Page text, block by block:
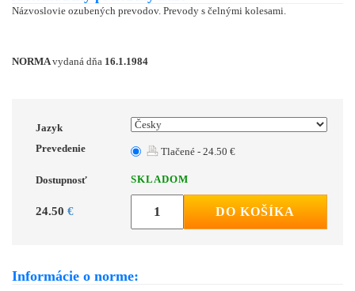
Názvoslovie ozubených prevodov. Prevody s čelnými kolesami.
NORMAvydaná dňa 16.1.1984
Jazyk
Prevedenie
Tlačené - 24.50 €
Dostupnosť SKLADOM
24.50 € DO KOŠÍKA
Informácie o norme: